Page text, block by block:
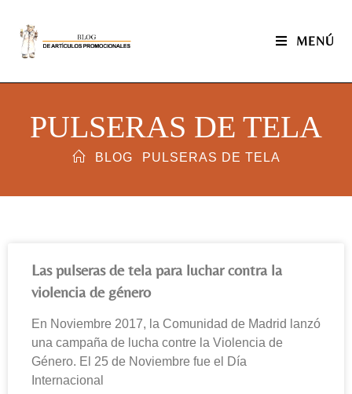
MENÚ
PULSERAS DE TELA
BLOG PULSERAS DE TELA
Las pulseras de tela para luchar contra la
violencia de género
En Noviembre 2017, la Comunidad de Madrid lanzó
una campaña de lucha contre la Violencia de
Género. El 25 de Noviembre fue el Día
Internacional